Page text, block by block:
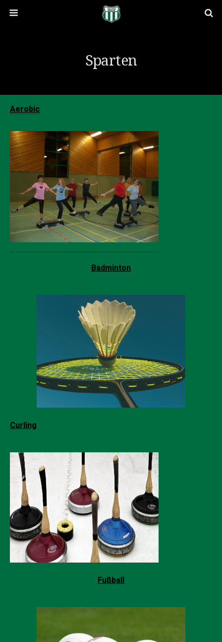
Sparten
Aerobic
Badminton
Curling
Fußball